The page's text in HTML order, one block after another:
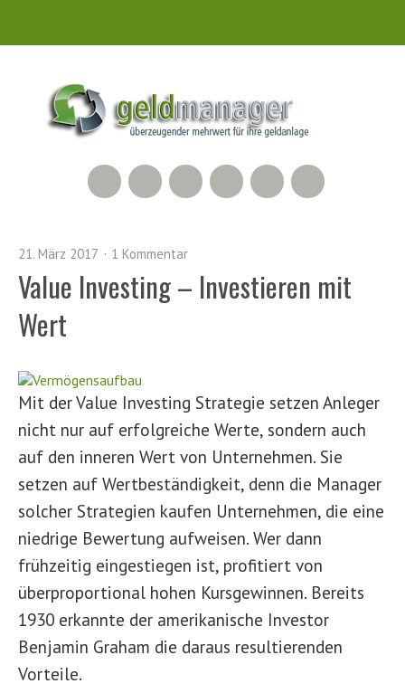
Facebook
500px
LinkedIn
Xing
RSS Feed
21. März 2017 1 Kommentar
Value Investing – Investieren mit
Wert
Mit der Value Investing Strategie setzen Anleger
nicht nur auf erfolgreiche Werte, sondern auch
auf den inneren Wert von Unternehmen. Sie
setzen auf Wertbeständigkeit, denn die Manager
solcher Strategien kaufen Unternehmen, die eine
niedrige Bewertung aufweisen. Wer dann
frühzeitig eingestiegen ist, profitiert von
überproportional hohen Kursgewinnen. Bereits
1930 erkannte der amerikanische Investor
Benjamin Graham die daraus resultierenden
Vorteile.